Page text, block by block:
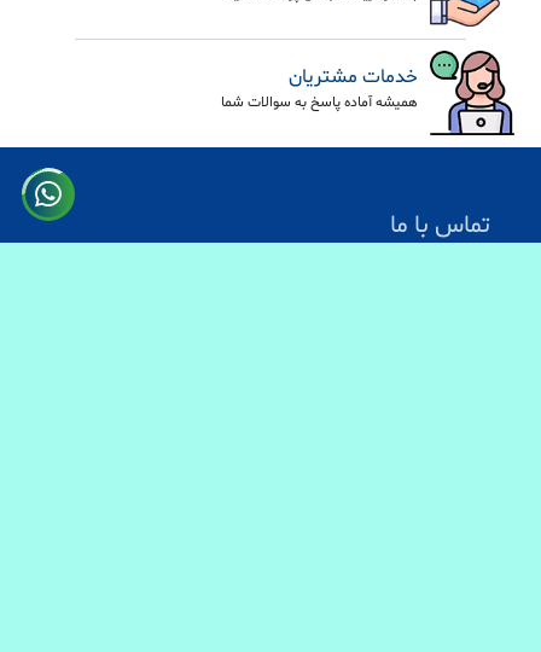
خدمات مشتریان
همیشه آماده پاسخ به سوالات شما
تماس با ما